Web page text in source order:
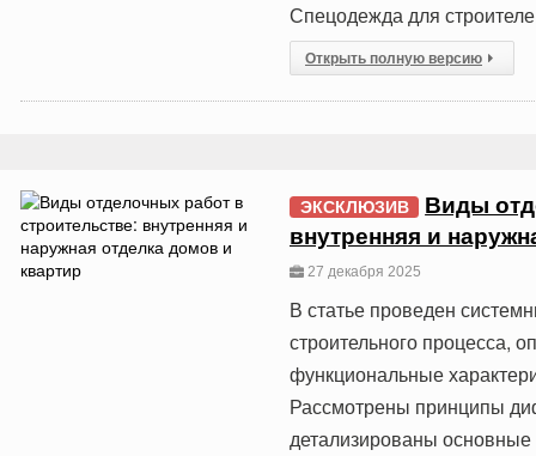
Спецодежда для
Открыть полную версию
ЭКСКЛЮЗИВ
Виды
внутренняя и
27 декабря 2025
В статье проведен
строительного процесса,
функциональные
Рассмотрены принципы
детализированы основные